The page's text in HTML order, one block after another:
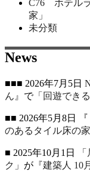
C76 ホテル
家」
未分類
News
■■■ 2026年7月5日
ん』 で「回遊できる
■■ 2026年5月8日
のあるタイル床の家
■ 2025年10月1日
ク」 が 『建築人 10